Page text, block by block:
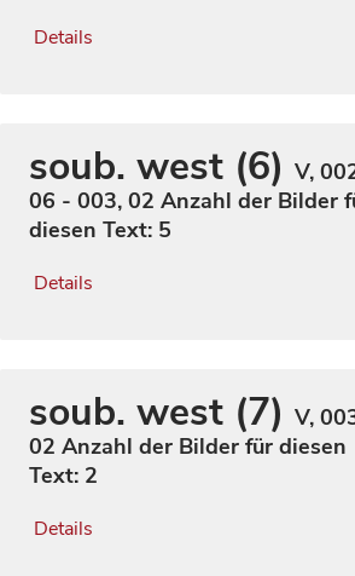
Details
soub. west (6) V,
06 - 003, 02 Anzahl der Bilder
diesen Text: 5
Details
soub. west (7) V,
02 Anzahl der Bilder für diesen
Text: 2
Details